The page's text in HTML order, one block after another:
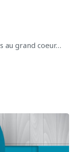
au grand coeur…